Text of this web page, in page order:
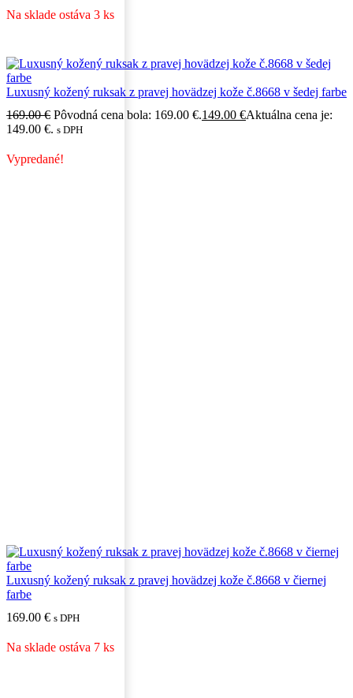
Na sklade ostáva 3 ks
Luxusný kožený ruksak z pravej hovädzej kože č.8668 v šedej farbe
169.00€ Pôvodná cena bola: 169.00 €.149.00 €Aktuálna cena je:
149.00 €. s DPH
Vypredané!
Luxusný kožený ruksak z pravej hovädzej kože č.8668 v čiernej
farbe
169.00 € s DPH
Na sklade ostáva 7 ks